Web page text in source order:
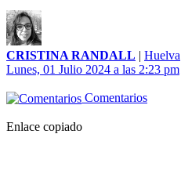
CRISTINA RANDALL | Huelva
Lunes, 01 Julio 2024 a las 2:23 pm
Comentarios
Enlace copiado